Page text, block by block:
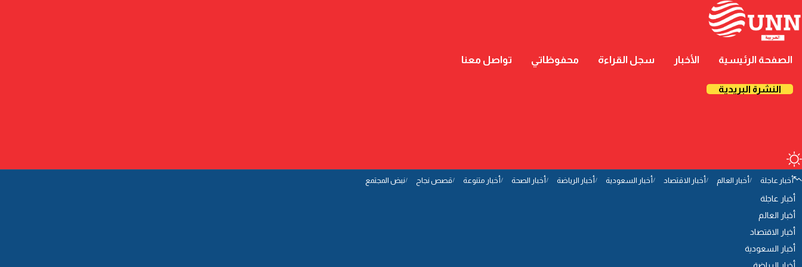
الصفحة الرئيسية الأخبار سجل القراءة محفوظاتي تواصل معنا
النشرة البريدية
أخبار عاجلة أخبار العالم أخبار الاقتصاد أخبار السعودية أخبار الرياضة أخبار الصحة أخبار متنوعة قصص نجاح نبض المجتمع
أخبار عاجلة
أخبار العالم
أخبار الاقتصاد
أخبار السعودية